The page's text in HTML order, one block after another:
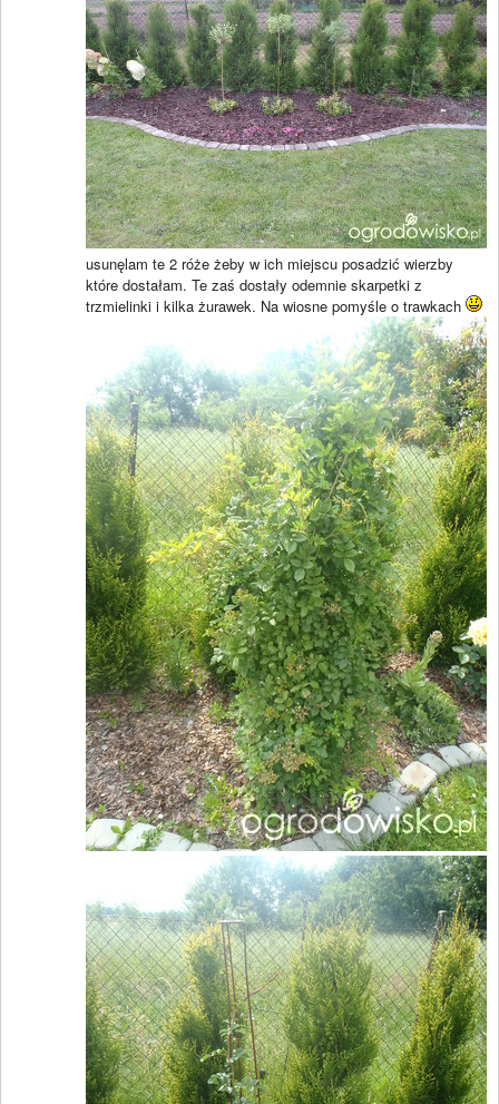
usunęlam te 2 róże żeby w ich miejscu posadzić wierzby
które dostałam. Te zaś dostały odemnie skarpetki z
trzmielinki i kilka żurawek. Na wiosne pomyśle o trawkach